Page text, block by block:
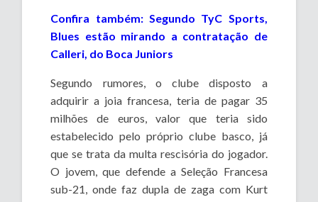
Confira também: Segundo TyC Sports,
Blues estão mirando a contratação de
Calleri, do Boca Juniors
Segundo rumores, o clube disposto a
adquirir a joia francesa, teria de pagar 35
milhões de euros, valor que teria sido
estabelecido pelo próprio clube basco, já
que se trata da multa rescisória do jogador.
O jovem, que defende a Seleção Francesa
sub-21, onde faz dupla de zaga com Kurt